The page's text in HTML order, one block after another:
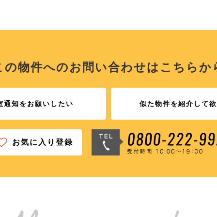
の物件へのお問い合わせは こちらか
通知をお願いしたい 似た物件を紹介して
お気に入り登録